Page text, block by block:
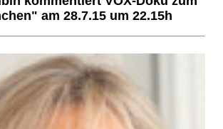
am 28.7.15 um 22.15h